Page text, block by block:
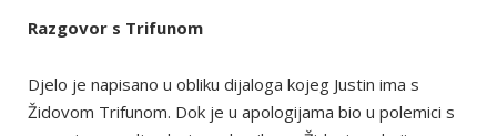
Razgovor s Trifunom
Djelo je napisano u obliku dijaloga kojeg Justin ima s
Židovom Trifunom. Dok je u apologijama bio u polemici s